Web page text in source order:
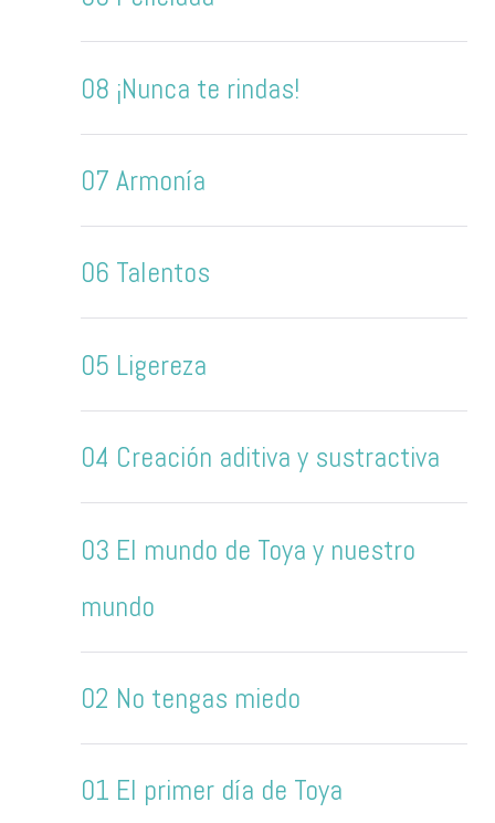
08 ¡Nunca te rindas!
07 Armonía
06 Talentos
05 Ligereza
04 Creación aditiva y sustractiva
03 El mundo de Toya y nuestro
mundo
02 No tengas miedo
01 El primer día de Toya